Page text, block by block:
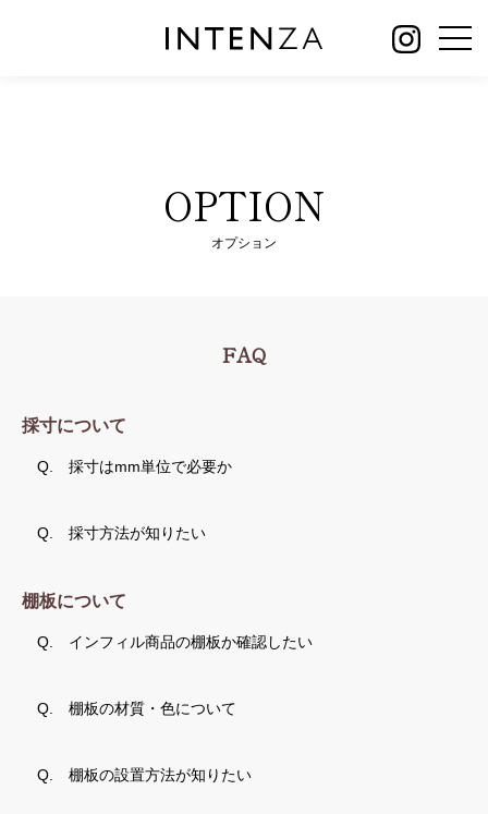
OPTION
オプション
FAQ
採寸について
Q. 採寸はmm単位で必要か
Q. 採寸方法が知りたい
棚板について
Q. インフィル商品の棚板か確認したい
Q. 棚板の材質・色について
Q. 棚板の設置方法が知りたい